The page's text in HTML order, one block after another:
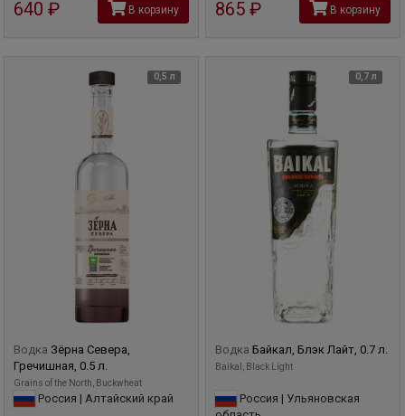
640 В корзину 865 В корзину
0,5 л
Водка Зёрна Севера,
Гречишная, 0.5 л.
Grains of the North, Buckwheat
Россия | Алтайский край
0,7 л
Водка Байкал, Блэк Лайт, 0.7 л.
Baikal, Black Light
Россия | Ульяновская